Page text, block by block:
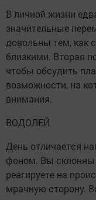
В личной жизни
значительные
довольны тем, как
близкими. Вторая
чтобы обсудить
возможности, на
внимания.
ВОДОЛЕЙ
День отличается
фоном. Вы склонны
реагируете на
мрачную сторону.